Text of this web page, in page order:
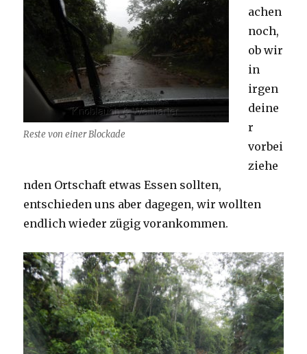
Reste von einer Blockade
achen
noch,
ob wir
in
irgen
deine
r
vorbei
ziehe
nden Ortschaft etwas Essen sollten,
entschieden uns aber dagegen, wir wollten
endlich wieder zügig vorankommen.